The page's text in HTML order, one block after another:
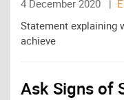
4 December 2020 |
Statement explaining
achieve
Ask Signs of